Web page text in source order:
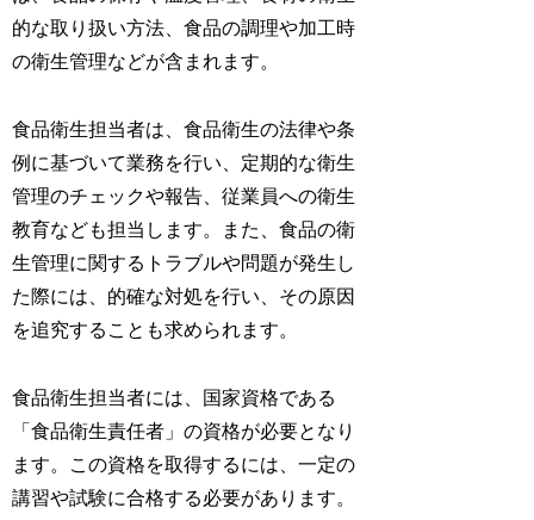
的な取り扱い方法、食品の調理や加工時
の衛生管理などが含まれます。
食品衛生担当者は、食品衛生の法律や条
例に基づいて業務を行い、定期的な衛生
管理のチェックや報告、従業員への衛生
教育なども担当します。また、食品の衛
生管理に関するトラブルや問題が発生し
た際には、的確な対処を行い、その原因
を追究することも求められます。
食品衛生担当者には、国家資格である
「食品衛生責任者」の資格が必要となり
ます。この資格を取得するには、一定の
講習や試験に合格する必要があります。